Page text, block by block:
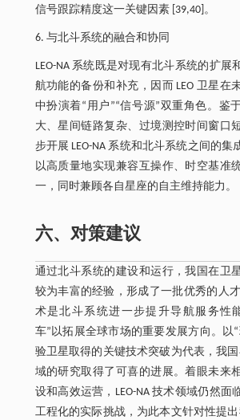
信号跟踪精度这一关键因素 [39,40]。
6. 与北斗系统的融合和协同
LEO-NA 系统既是对现有北斗系统的扩展
航功能的备份和补充，因而 LEO 卫星在
中扮演着“用户”“信号源”双重角色。鉴
大、星间链路复杂、过境测控时间窗口
步开展 LEO-NA 系统和北斗系统之间的集
以高质量地实现兼容互操作、时空基准
一，同时兼顾各自星座的自主维持能力。
六、对策建议
通过北斗系统的建设和运行，我国在卫
较为丰富的经验，形成了一批优秀的人才
术是北斗系统进一步提升导航服务性
车”以拓展全球市场的重要发展方向。以
验卫星取得的关键技术突破为代表，我国
域的研究取得了可喜的进展。着眼未来
设和高效运营，LEO-NA 技术领域仍然面
工程化的实际挑战，为此本文针对性提出